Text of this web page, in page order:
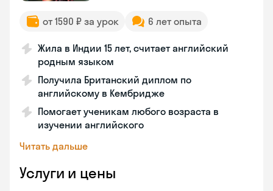
от 1590 ₽ за урок 6 лет опыта
Жила в Индии 15 лет, считает английский
родным языком
Получила Британский диплом по
английскому в Кембридже
Помогает ученикам любого возраста в
изучении английского
Читать дальше
Услуги и цены